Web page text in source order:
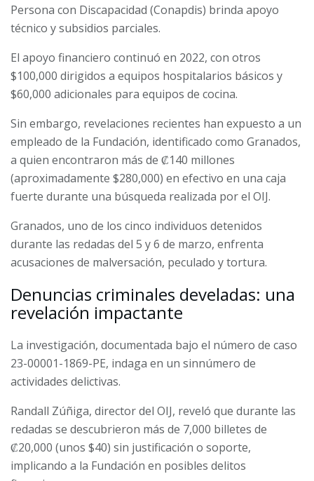
Persona con Discapacidad (Conapdis) brinda apoyo
técnico y subsidios parciales.
El apoyo financiero continuó en 2022, con otros
$100,000 dirigidos a equipos hospitalarios básicos y
$60,000 adicionales para equipos de cocina.
Sin embargo, revelaciones recientes han expuesto a un
empleado de la Fundación, identificado como Granados,
a quien encontraron más de ₡140 millones
(aproximadamente $280,000) en efectivo en una caja
fuerte durante una búsqueda realizada por el OIJ.
Granados, uno de los cinco individuos detenidos
durante las redadas del 5 y 6 de marzo, enfrenta
acusaciones de malversación, peculado y tortura.
Denuncias criminales develadas: una
revelación impactante
La investigación, documentada bajo el número de caso
23-00001-1869-PE, indaga en un sinnúmero de
actividades delictivas.
Randall Zúñiga, director del OIJ, reveló que durante las
redadas se descubrieron más de 7,000 billetes de
₡20,000 (unos $40) sin justificación o soporte,
implicando a la Fundación en posibles delitos